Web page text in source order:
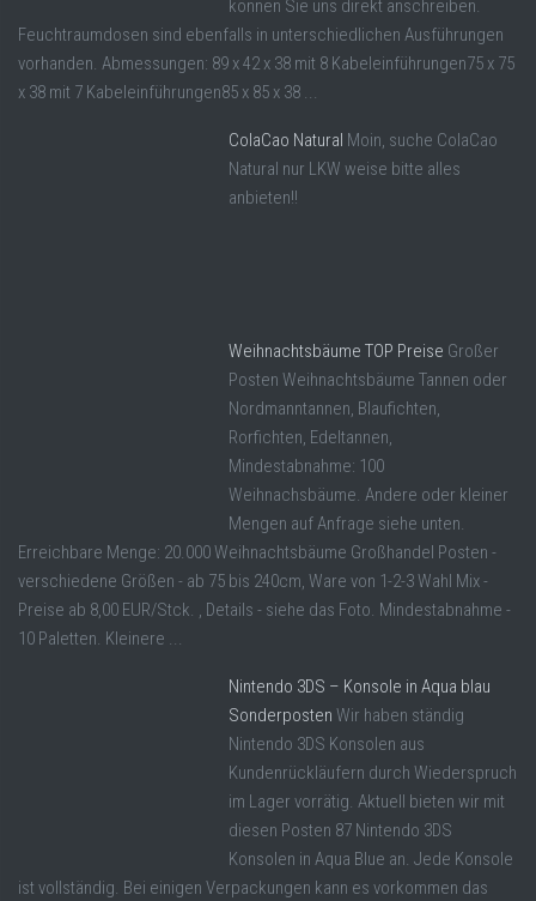
können Sie uns direkt anschreiben.
Feuchtraumdosen sind ebenfalls in unterschiedlichen Ausführungen
vorhanden. Abmessungen: 89 x 42 x 38 mit 8 Kabeleinführungen75 x 75
x 38 mit 7 Kabeleinführungen85 x 85 x 38 ...
ColaCao Natural Moin, suche ColaCao
Natural nur LKW weise bitte alles
anbieten!!
Weihnachtsbäume TOP Preise Großer
Posten Weihnachtsbäume Tannen oder
Nordmanntannen, Blaufichten,
Rorfichten, Edeltannen,
Mindestabnahme: 100
Weihnachsbäume. Andere oder kleiner
Mengen auf Anfrage siehe unten.
Erreichbare Menge: 20.000 Weihnachtsbäume Großhandel Posten -
verschiedene Größen - ab 75 bis 240cm, Ware von 1-2-3 Wahl Mix -
Preise ab 8,00 EUR/Stck. , Details - siehe das Foto. Mindestabnahme -
10 Paletten. Kleinere ...
Nintendo 3DS – Konsole in Aqua blau
Sonderposten Wir haben ständig
Nintendo 3DS Konsolen aus
Kundenrückläufern durch Wiederspruch
im Lager vorrätig. Aktuell bieten wir mit
diesen Posten 87 Nintendo 3DS
Konsolen in Aqua Blue an. Jede Konsole
ist vollständig. Bei einigen Verpackungen kann es vorkommen das